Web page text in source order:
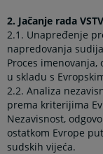
2. Jačanje rada
2.1. Unapređenje
napredovanja sudija
Proces
u skladu s
2.2.Analiza
prema kriterijima
Nezavisnost,
ostatkom Evrope
sudskih vijeća.